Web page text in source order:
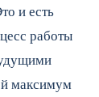
и есть
работы
максимум